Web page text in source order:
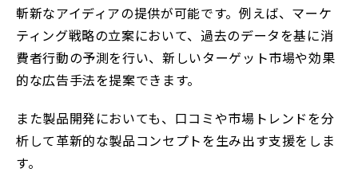
斬新なアイディアの提供が可能です。例えば、マーケ
ティング戦略の立案において、過去のデータを基に消
費者行動の予測を行い、新しいターゲット市場や効果
的な広告手法を提案できます。
また製品開発においても、口コミや市場トレンドを分
析して革新的な製品コンセプトを生み出す支援をしま
す。